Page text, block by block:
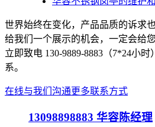
世界始终在变化，产品品质的诉求
给我们一个展示的机会，一定会给
立即致电 130-9889-8883（7*24小
系。
在线与我们沟通更多联系方式
13098898883 华容陈经理